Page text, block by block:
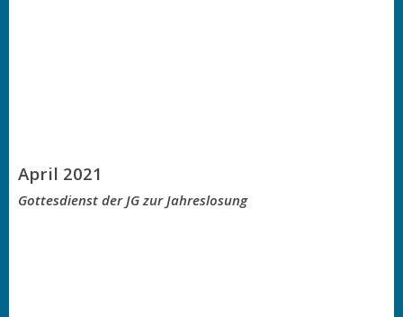
April 2021
Gottesdienst der JG zur Jahreslosung